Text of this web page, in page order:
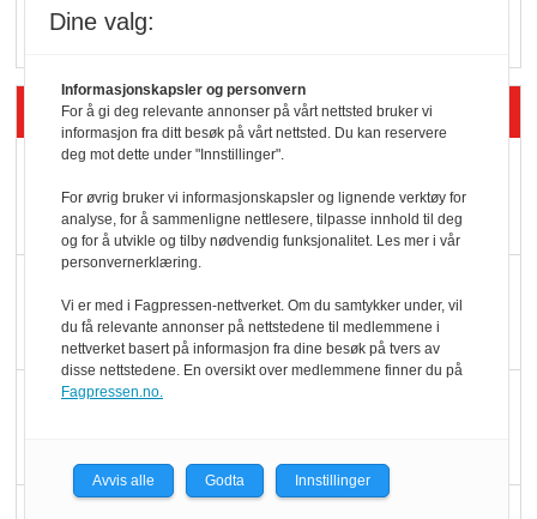
Siste artikler - Butikk i praksis
Rema-flaggskip
dundrer videre
Slik opprettholdes
ølsalget
Dine valg:
Informasjonskapsler og personvern
For å gi deg relevante annonser på vårt nettsted bruker vi
informasjon fra ditt besøk på vårt nettsted. Du kan reservere
deg mot dette under "Innstillinger".
For øvrig bruker vi informasjonskapsler og lignende verktøy for
analyse, for å sammenligne nettlesere, tilpasse innhold til deg
og for å utvikle og tilby nødvendig funksjonalitet. Les mer i vår
personvernerklæring.
Vi er med i Fagpressen-nettverket. Om du samtykker under, vil
du få relevante annonser på nettstedene til medlemmene i
nettverket basert på informasjon fra dine besøk på tvers av
disse nettstedene. En oversikt over medlemmene finner du på
Fagpressen.no.
Avvis alle Godta Innstillinger